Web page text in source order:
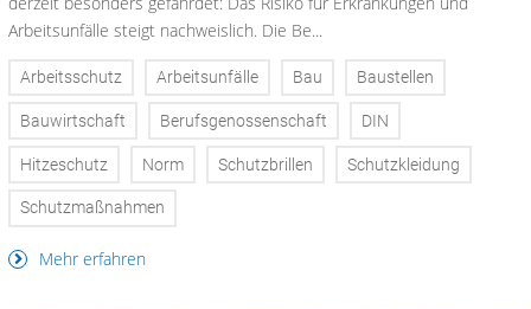
Arbeitsunfälle steigt nachweislich. Die Be...
Arbeitsschutz Arbeitsunfälle Bau Baustellen
Bauwirtschaft Berufsgenossenschaft DIN
Hitzeschutz Norm Schutzbrillen Schutzkleidung
Schutzmaßnahmen
Mehr erfahren